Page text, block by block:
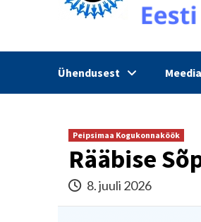
Ühendusest Meedia
Peipsimaa Kogukonnaköök
Rääbise
8. juuli 2026